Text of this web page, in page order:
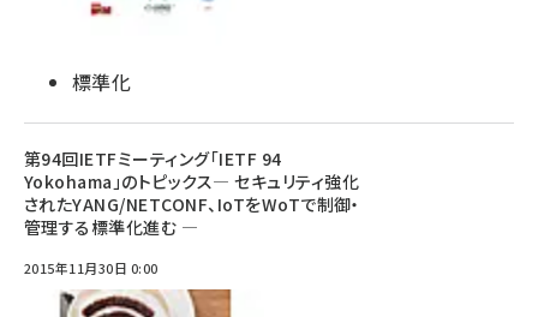
標準化
第94回IETFミーティング「IETF 94
Yokohama」のトピックス― セキュリティ強化
されたYANG/NETCONF、IoTをWoTで制御・
管理する標準化進む ―
2015年11月30日 0:00